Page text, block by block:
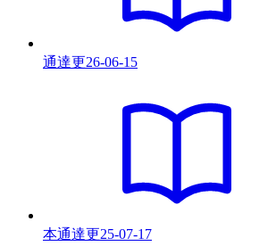
通達更26-06-15
本通達更25-07-17